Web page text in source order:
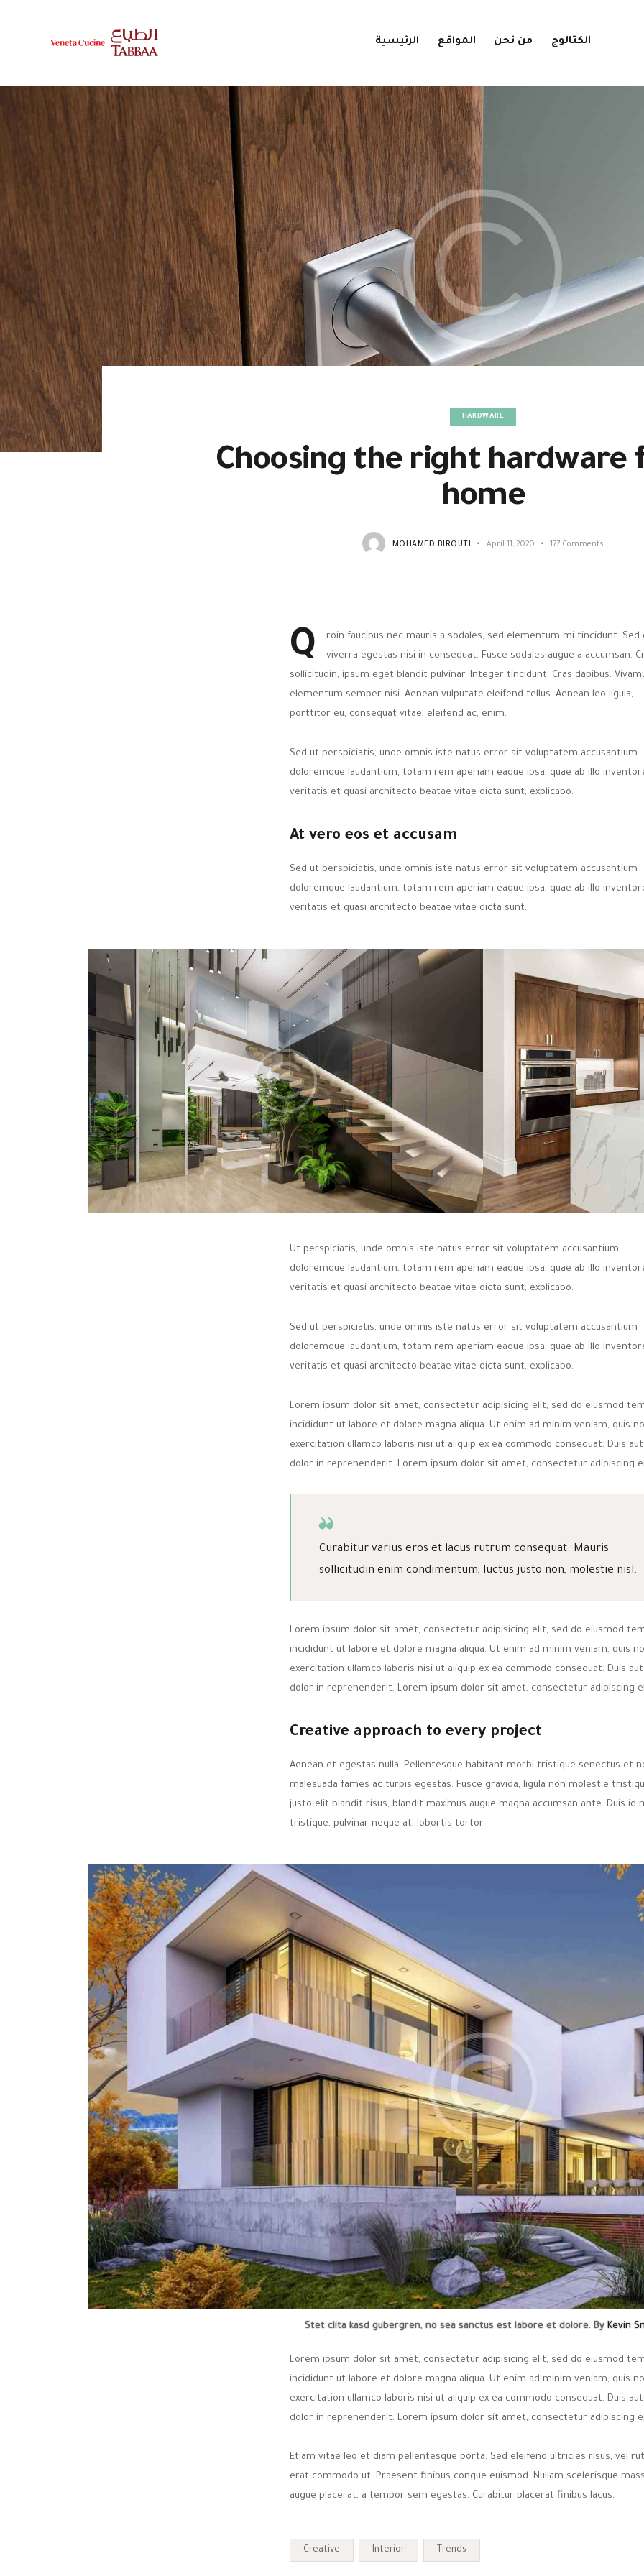
الرئيسية المواقع من نحن الكتالوج
HARDWARE
Choosing the right hardware
home
MOHAMED BIROUTI April 11, 2020 177 Comments
Q
roin faucibus nec mauris a sodales, sed elementum mi tincidunt. Sed
viverra egestas nisi in consequat. Fusce sodales augue a accumsan.
sollicitudin, ipsum eget blandit pulvinar. Integer tincidunt. Cras dapibus.
elementum semper nisi. Aenean vulputate eleifend tellus. Aenean leo ligula,
porttitor eu, consequat vitae, eleifend ac, enim.
Sed ut perspiciatis, unde omnis iste natus error sit voluptatem accusantium
doloremque laudantium, totam rem aperiam eaque ipsa, quae ab illo
veritatis et quasi architecto beatae vitae dicta sunt, explicabo.
At vero eos et accusam
Sed ut perspiciatis, unde omnis iste natus error sit voluptatem accusantium
doloremque laudantium, totam rem aperiam eaque ipsa, quae ab illo
veritatis et quasi architecto beatae vitae dicta sunt.
Ut perspiciatis, unde omnis iste natus error sit voluptatem accusantium
doloremque laudantium, totam rem aperiam eaque ipsa, quae ab illo
veritatis et quasi architecto beatae vitae dicta sunt, explicabo.
Sed ut perspiciatis, unde omnis iste natus error sit voluptatem accusantium
doloremque laudantium, totam rem aperiam eaque ipsa, quae ab illo
veritatis et quasi architecto beatae vitae dicta sunt, explicabo.
Lorem ipsum dolor sit amet, consectetur adipisicing elit, sed do eiusmod
incididunt ut labore et dolore magna aliqua. Ut enim ad minim veniam, quis
exercitation ullamco laboris nisi ut aliquip ex ea commodo consequat. Duis
dolor in reprehenderit. Lorem ipsum dolor sit amet, consectetur adipiscing
Curabitur varius eros et lacus rutrum consequat. Mauris
sollicitudin enim condimentum, luctus justo non, molestie nisl.
Lorem ipsum dolor sit amet, consectetur adipisicing elit, sed do eiusmod
incididunt ut labore et dolore magna aliqua. Ut enim ad minim veniam, quis
exercitation ullamco laboris nisi ut aliquip ex ea commodo consequat. Duis
dolor in reprehenderit. Lorem ipsum dolor sit amet, consectetur adipiscing
Creative approach to every project
Aenean et egestas nulla. Pellentesque habitant morbi tristique senectus et
malesuada fames ac turpis egestas. Fusce gravida, ligula non molestie
justo elit blandit risus, blandit maximus augue magna accumsan ante. Duis id
tristique, pulvinar neque at, lobortis tortor.
Stet clita kasd gubergren, no sea sanctus est labore et dolore. By Kevin
Lorem ipsum dolor sit amet, consectetur adipisicing elit, sed do eiusmod
incididunt ut labore et dolore magna aliqua. Ut enim ad minim veniam, quis
exercitation ullamco laboris nisi ut aliquip ex ea commodo consequat. Duis
dolor in reprehenderit. Lorem ipsum dolor sit amet, consectetur adipiscing
Etiam vitae leo et diam pellentesque porta. Sed eleifend ultricies risus, vel
erat commodo ut. Praesent finibus congue euismod. Nullam scelerisque
augue placerat, a tempor sem egestas. Curabitur placerat finibus lacus.
Creative Interior Trends